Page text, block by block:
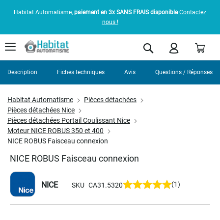
Habitat Automatisme, paiement en 3x SANS FRAIS disponible Contactez
nous !
Rechercher
Habitat Automatisme
Pièces détachées
Pièces détachées Nice
Pièces détachées Portail Coulissant Nice
Moteur NICE ROBUS 350 et 400
NICE ROBUS Faisceau connexion
NICE ROBUS Faisceau connexion
NICE SKU CA31.5320 (1)
Description Fiches techniques Avis Questions / Réponses